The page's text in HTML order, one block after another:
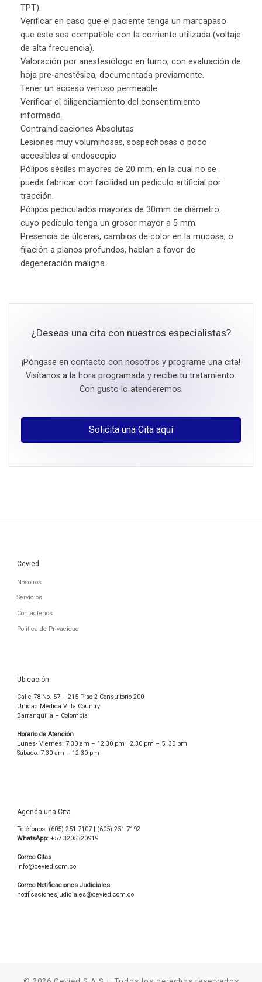
TPT).
Verificar en caso que el paciente tenga un marcapaso
que este sea compatible con la corriente utilizada (voltaje
de alta frecuencia).
Valoración por anestesiólogo en turno, con evaluación de
hoja pre-anestésica, documentada previamente.
Tener un acceso venoso permeable.
Verificar el diligenciamiento del consentimiento
informado.
Contraindicaciones Absolutas
Lesiones muy voluminosas, sospechosas o poco
accesibles al endoscopio
Pólipos sésiles mayores de 20 mm. en la cual no se
pueda fabricar con facilidad un pedículo artificial por
tracción.
Pólipos pediculados mayores de 30mm de diámetro,
cuyo pedículo tenga un grosor mayor a 5 mm.
Presencia de úlceras, cambios de color en la mucosa, o
fijación a planos profundos, hablan a favor de
degeneración maligna.
¿Deseas una cita con nuestros especialistas?
¡Póngase en contacto con nosotros y programe una cita!
Visítanos a la hora programada y recibe tu tratamiento.
Con gusto lo atenderemos.
Solicita una Cita aquí
Cevied
Nosotros
Servicios
Contáctenos
Politica de Privacidad
Ubicación
Calle 78 No. 57 – 215 Piso 2 Consultorio 200
Unidad Medica Villa Country
Barranquilla – Colombia
Horario de Atención
Lunes- Viernes: 7.30 am – 12.30 pm | 2.30 pm – 5. 30 pm
Sábado: 7.30 am – 12.30 pm
Agenda una Cita
Teléfonos: (605) 251 7107 | (605) 251 7192
WhatsApp:+57 3205320919
Correo Citas
info@cevied.com.co
Correo Notificaciones Judiciales
notificacionesjudiciales@cevied.com.co